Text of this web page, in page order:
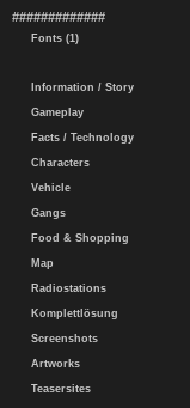
#############
Fonts (1)
Information / Story
Gameplay
Facts / Technology
Characters
Vehicle
Gangs
Food & Shopping
Map
Radiostations
Komplettlösung
Screenshots
Artworks
Teasersites